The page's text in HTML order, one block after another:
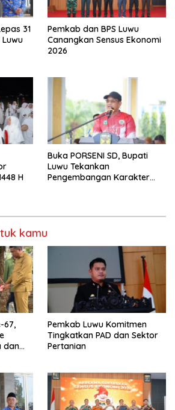
31
Luwu
Pemkab dan BPS Luwu
Canangkan Sensus Ekonomi
2026
H
Buka PORSENI SD, Bupati
Luwu Tekankan
Pengembangan Karakter
kamu
67,
dan
Pemkab Luwu Komitmen
Tingkatkan PAD dan Sektor
Pertanian